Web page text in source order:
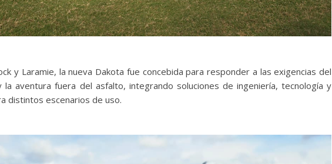
y Laramie, la nueva Dakota fue concebida para responder a las exigencias del
la aventura fuera del asfalto, integrando soluciones de ingeniería, tecnología y
distintos escenarios de uso.